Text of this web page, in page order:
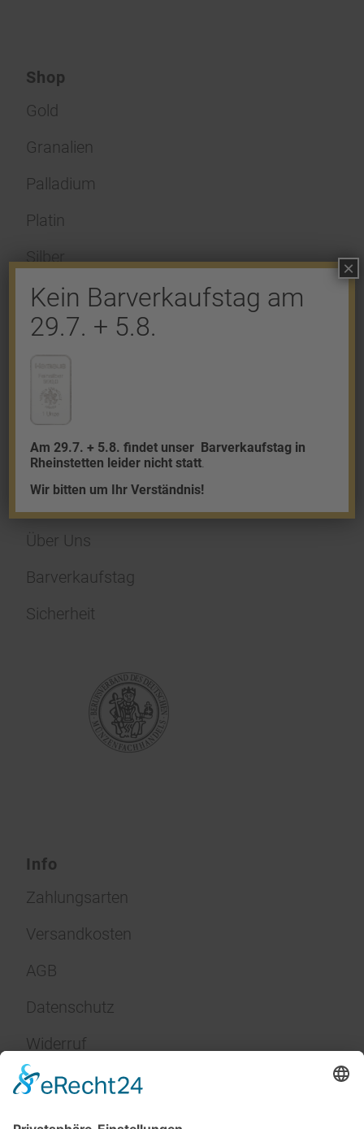
Shop
Gold
Granalien
Palladium
Platin
Silber
Über uns
Über Uns
Barverkaufstag
Sicherheit
Info
Zahlungsarten
Versandkosten
AGB
Datenschutz
Widerruf
Impressum
Kein Barverkaufstag am
29.7. + 5.8.
Am 29.7. + 5.8. findet unser Barverkaufstag in
Rheinstetten leider nicht statt.
Wir bitten um Ihr Verständnis!
×